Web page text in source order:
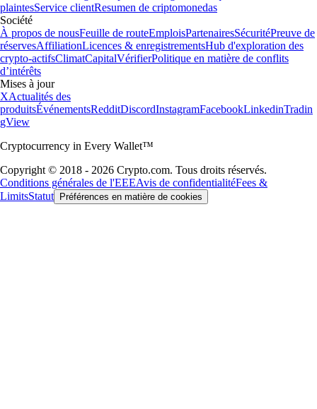
plaintesService clientResumen de criptomonedas
Société
À propos de nousFeuille de routeEmploisPartenairesSécuritéPreuve de
réservesAffiliationLicences & enregistrementsHub d'exploration des
crypto-actifsClimatCapitalVérifierPolitique en matière de conflits
d’intérêts
Mises à jour
XActualités des
produitsÉvénementsRedditDiscordInstagramFacebookLinkedinTradin
gView
Cryptocurrency in Every Wallet™
Copyright © 2018 - 2026 Crypto.com. Tous droits réservés.
Conditions générales de l'EEEAvis de confidentialitéFees &
LimitsStatut Préférences en matière de cookies